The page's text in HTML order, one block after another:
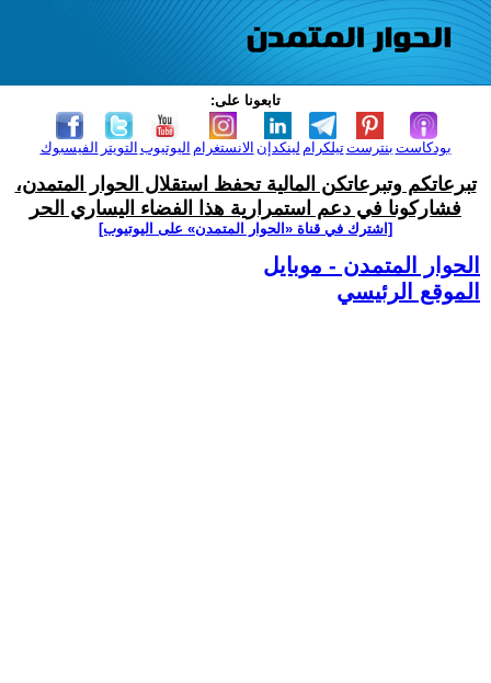
تابعونا على:
الفيسبوك التويتر اليوتيوب الانستغرام لينكدإن تيلكرامبنترست بودكاست
تبرعاتكم وتبرعاتكن المالية تحفظ استقلال الحوار المتمدن،
فشاركونا في دعم استمرارية هذا الفضاء اليساري الحر
[اشترك في قناة ‫«الحوار المتمدن» على اليوتيوب]
الحوار المتمدن - موبايل
الموقع الرئيسي